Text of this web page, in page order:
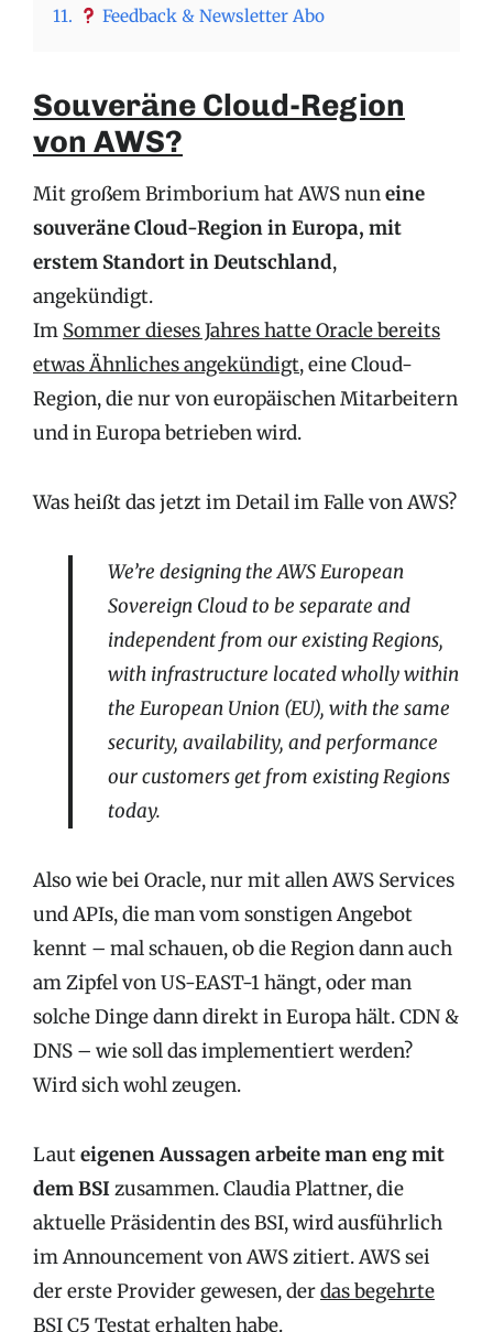
11.
Feedback & Newsletter Abo
Souveräne Cloud-Region
von AWS?
Mit großem Brimborium hat AWS nuneine
souveräne Cloud-Region in Europa, mit
erstem Standort in Deutschland,
angekündigt.
Im Sommer dieses Jahres hatte Oracle bereits
etwas Ähnliches angekündigt, eine Cloud-
Region, die nur von europäischen Mitarbeitern
und in Europa betrieben wird.
Was heißt das jetzt im Detail im Falle von AWS?
We’re designing the AWS European
Sovereign Cloud to be separate and
independent from our existing Regions,
with infrastructure located wholly within
the European Union (EU), with the same
security, availability, and performance
our customers get from existing Regions
today.
Also wie bei Oracle, nur mit allen AWS Services
und APIs, die man vom sonstigen Angebot
kennt – mal schauen, ob die Region dann auch
am Zipfel von US-EAST-1 hängt, oder man
solche Dinge dann direkt in Europa hält. CDN &
DNS – wie soll das implementiert werden?
Wird sich wohl zeugen.
Lauteigenen Aussagen arbeite man eng mit
dem BSIzusammen. Claudia Plattner, die
aktuelle Präsidentin des BSI, wird ausführlich
im Announcement von AWS zitiert. AWS sei
der erste Provider gewesen, derdas begehrte
BSI C5 Testaterhalten habe.